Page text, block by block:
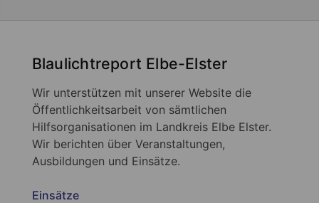
Blaulichtreport Elbe-Elster
Wir unterstützen mit unserer Website die
Öffentlichkeitsarbeit von sämtlichen
Hilfsorganisationen im Landkreis Elbe Elster.
Wir berichten über Veranstaltungen,
Ausbildungen und Einsätze.
Einsätze